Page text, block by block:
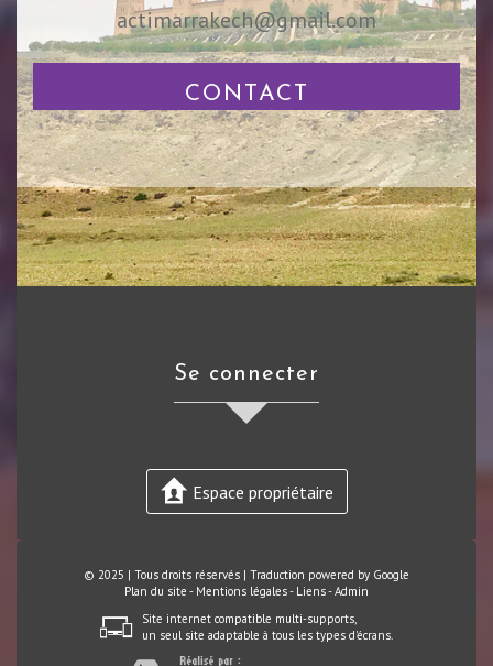
actimarrakech@gmail.com
CONTACT
se connecter
Espace propriétaire
© 2025 | Tous droits réservés | Traduction powered by Google
Plan du site - Mentions légales- Liens-Admin
Site internet compatible multi-supports,
un seul site adaptable à tous les types d'écrans.